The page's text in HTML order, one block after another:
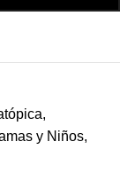
,
y Niños,